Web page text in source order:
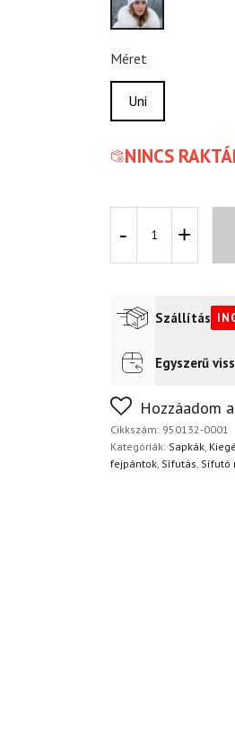
Méret
Uni
NINCS
Torino
Szállítás
Futár a címre
FoxPost
Egyszerű
Nem biztos a
napon belül,
Hozzáadom
Cikkszám: 950132-0001
Kategóriák: Sapkák,
fejpántok, Sífutás Sífutó